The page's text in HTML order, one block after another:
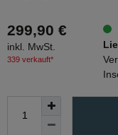
299,90 €
inkl. MwSt.
339 verkauft*